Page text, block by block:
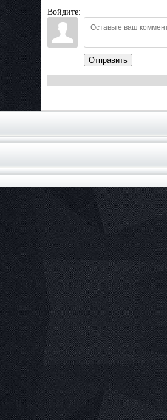
Войдите:
Отправить